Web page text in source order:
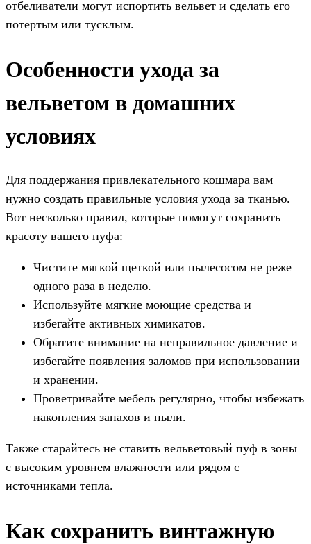
отбеливатели могут испортить вельвет и сделать его
потертым или тусклым.
Особенности ухода за
вельветом в домашних
условиях
Для поддержания привлекательного кошмара вам
нужно создать правильные условия ухода за тканью.
Вот несколько правил, которые помогут сохранить
красоту вашего пуфа:
Чистите мягкой щеткой или пылесосом не реже
одного раза в неделю.
Используйте мягкие моющие средства и
избегайте активных химикатов.
Обратите внимание на неправильное давление и
избегайте появления заломов при использовании
и хранении.
Проветривайте мебель регулярно, чтобы избежать
накопления запахов и пыли.
Также старайтесь не ставить вельветовый пуф в зоны
с высоким уровнем влажности или рядом с
источниками тепла.
Как сохранить винтажную